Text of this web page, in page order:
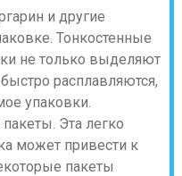
и другие
Тонкостенные
не только выделяют
расплавляются,
упаковки.
Эта легко
может привести к
пакеты